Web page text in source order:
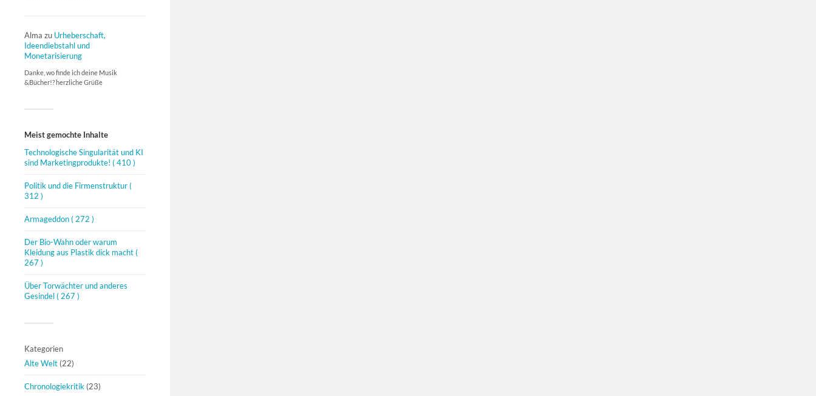
Alma zu Urheberschaft,
Ideendiebstahl und
Monetarisierung
Danke, wo finde ich deine Musik
&Bücher!? herzliche Grüße
Meist gemochte Inhalte
Technologische Singularität und KI
sind Marketingprodukte! ( 410 )
Politik und die Firmenstruktur(
312 )
Armageddon( 272 )
Der Bio-Wahn oder warum
Kleidung aus Plastik dick macht(
267 )
Über Torwächter und anderes
Gesindel( 267 )
Kategorien
Alte Welt (22)
Chronologiekritik (23)